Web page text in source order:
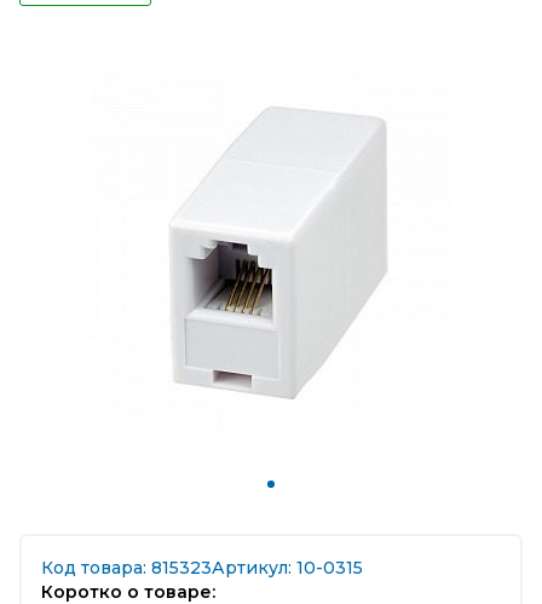
Код товара: 815323Артикул: 10-0315
Коротко о товаре: